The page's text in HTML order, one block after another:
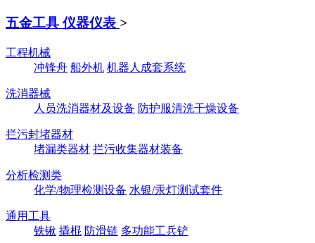
五金工具 仪器仪表 >
工程机械
冲锋舟 船外机 机器人成套系统
洗消器械
人员洗消器材及设备 防护服清洗干燥设备
拦污封堵器材
堵漏类器材 拦污收集器材装备
分析检测类
化学/物理检测设备 水银/汞灯测试套件
通用工具
铁锹 撬棍 防滑链 多功能工兵铲